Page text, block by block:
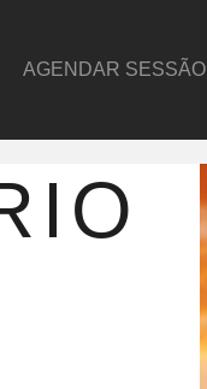
AGENDAR SESSÃO